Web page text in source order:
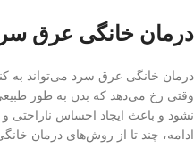
درمان خانگی عرق
درمان خانگی عرق سرد می‌تواند
وقتی رخ می‌دهد که بدن به طور
نشود و باعث ایجاد احساس
ادامه، چند تا از روش‌های درمان